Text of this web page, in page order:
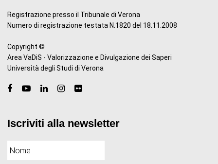
Registrazione presso il Tribunale di Verona
Numero di registrazione testata N.1820 del 18.11.2008
Copyright ©
Area VaDiS - Valorizzazione e Divulgazione dei Saperi
Università degli Studi di Verona
Iscriviti alla newsletter